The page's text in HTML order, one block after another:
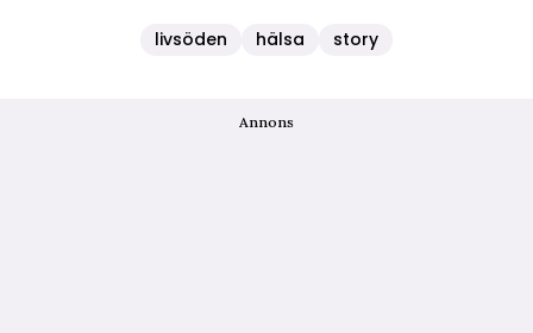
livsöden hälsa story
Annons